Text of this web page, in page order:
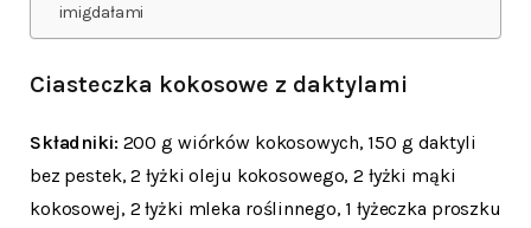
imigdałami
Ciasteczka kokosowe z daktylami
Składniki: 200 g wiórków kokosowych, 150 g daktyli
bez pestek, 2 łyżki oleju kokosowego, 2 łyżki mąki
kokosowej, 2 łyżki mleka roślinnego, 1 łyżeczka proszku